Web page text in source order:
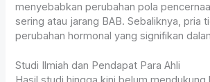
menyebabkan perubahan pola
sering atau jarang BAB. Sebaliknya, pria
perubahan hormonal yang signifikan
Studi Ilmiah dan Pendapat Para Ahli